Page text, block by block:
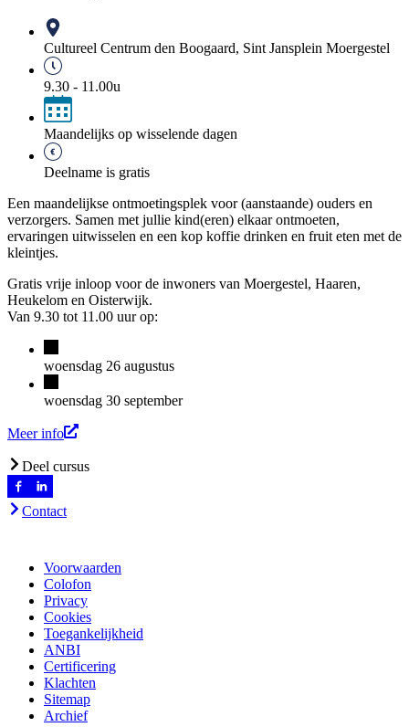
Cultureel Centrum den Boogaard, Sint Jansplein Moergestel
9.30 - 11.00u
Maandelijks op wisselende dagen
Deelname is gratis
Een maandelijkse ontmoetingsplek voor (aanstaande) ouders en
verzorgers. Samen met jullie kind(eren) elkaar ontmoeten,
ervaringen uitwisselen en een kop koffie drinken en fruit eten met de
kleintjes.
Gratis vrije inloop voor de inwoners van Moergestel, Haaren,
Heukelom en Oisterwijk.
Van 9.30 tot 11.00 uur op:
woensdag 26 augustus
woensdag 30 september
Meer info
Deel cursus
Contact
Voorwaarden
Colofon
Privacy
Cookies
Toegankelijkheid
ANBI
Certificering
Klachten
Sitemap
Archief